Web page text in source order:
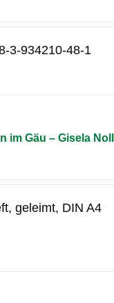
3-934210-48-1
Gäu – Gisela Noll
geleimt, DIN A4